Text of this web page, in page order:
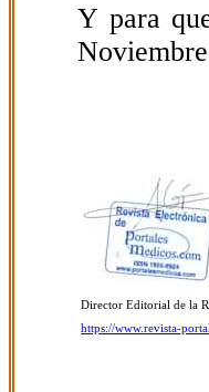
Y para
Director Editorial de la
https://www.revista-